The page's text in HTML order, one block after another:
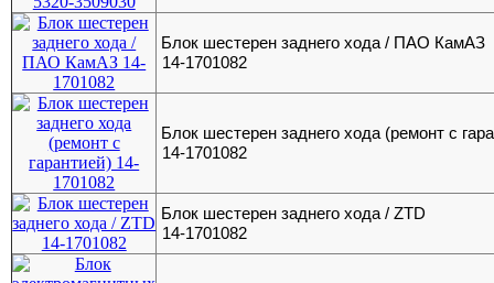
Блок шестерен заднего хода / ПАО КамАЗ
14-1701082
Блок шестерен заднего хода (ремонт с
14-1701082
Блок шестерен заднего хода / ZTD
14-1701082